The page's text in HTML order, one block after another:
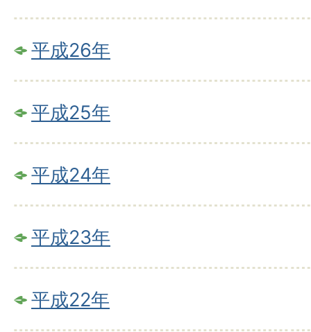
平成26年
平成25年
平成24年
平成23年
平成22年